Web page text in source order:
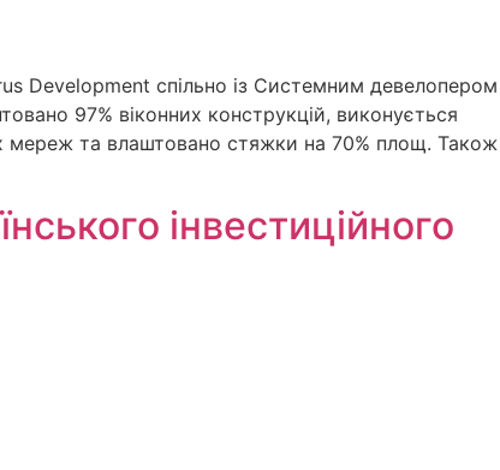
Development спільно із Системним девелопером
97% віконних конструкцій, виконується
мереж та влаштовано стяжки на 70% площ. Також
інвестиційного